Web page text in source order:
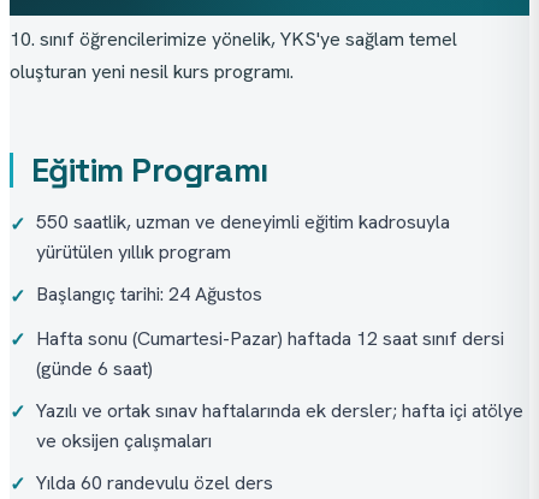
10. sınıf öğrencilerimize yönelik, YKS'ye sağlam temel
oluşturan yeni nesil kurs programı.
Eğitim Programı
✓ 550 saatlik, uzman ve deneyimli eğitim kadrosuyla
yürütülen yıllık program
✓ Başlangıç tarihi: 24 Ağustos
✓ Hafta sonu (Cumartesi-Pazar) haftada 12 saat sınıf dersi
(günde 6 saat)
✓ Yazılı ve ortak sınav haftalarında ek dersler; hafta içi atölye
ve oksijen çalışmaları
✓ Yılda 60 randevulu özel ders